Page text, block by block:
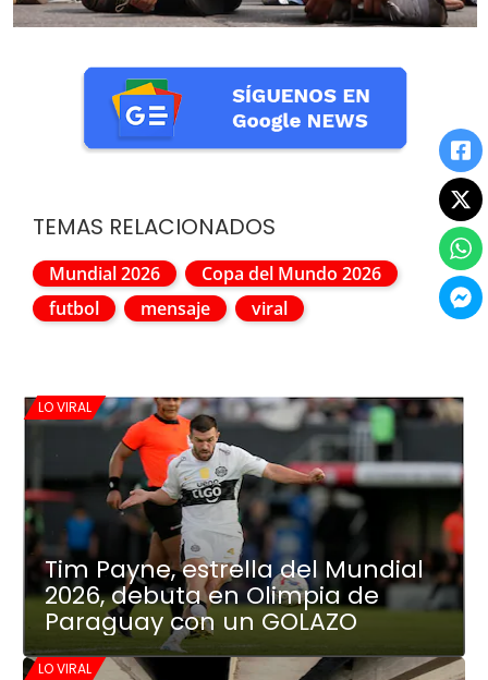
TEMAS RELACIONADOS
Mundial 2026
Copa del Mundo 2026
futbol
mensaje viral
LO VIRAL
Tim Payne, estrella del Mundial
2026, debuta en Olimpia de
Paraguay con un GOLAZO
LO VIRAL